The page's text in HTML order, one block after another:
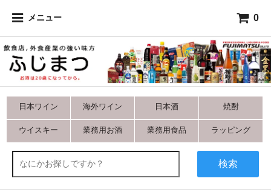
メニュー 0
日本ワイン 海外ワイン 日本酒 焼酎
ウイスキー 業務用お酒 業務用食品 ラッピング
検索